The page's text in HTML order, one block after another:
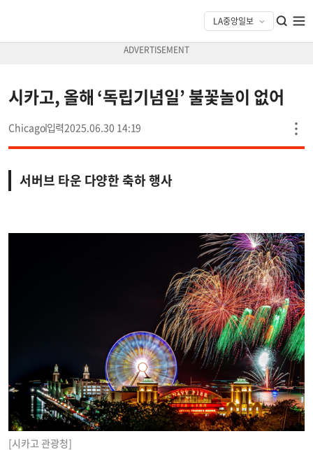
시카고, 올해 ‘독립기념일’ 불꽃놀이 없어
Chicago 2025.06.30 14:19
서버브 타운 다양한 축하 행사
[시카고 관광청]